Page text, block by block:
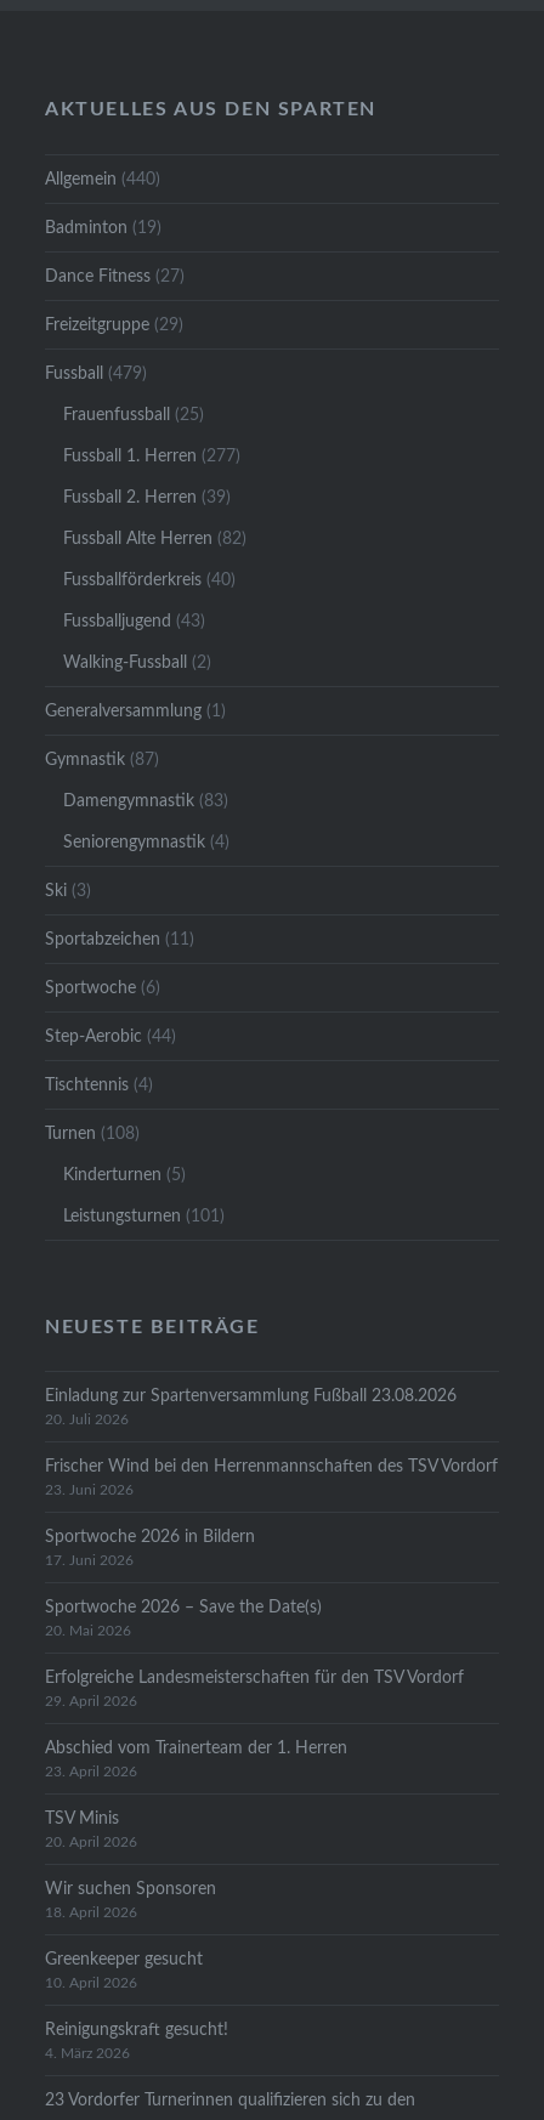
AKTUELLES AUS DEN SPARTEN
Allgemein (440)
Badminton (19)
Dance Fitness (27)
Freizeitgruppe (29)
Fussball (479)
Frauenfussball (25)
Fussball 1. Herren (277)
Fussball 2. Herren (39)
Fussball Alte Herren (82)
Fussballförderkreis (40)
Fussballjugend (43)
Walking-Fussball (2)
Generalversammlung (1)
Gymnastik (87)
Damengymnastik (83)
Seniorengymnastik (4)
Ski (3)
Sportabzeichen (11)
Sportwoche (6)
Step-Aerobic (44)
Tischtennis (4)
Turnen (108)
Kinderturnen (5)
Leistungsturnen (101)
NEUESTE BEITRÄGE
Einladung zur Spartenversammlung Fußball 23.08.2026
20. Juli 2026
Frischer Wind bei den Herrenmannschaften des TSV Vordorf
23. Juni 2026
Sportwoche 2026 in Bildern
17. Juni 2026
Sportwoche 2026 – Save the Date(s)
20. Mai 2026
Erfolgreiche Landesmeisterschaften für den TSV Vordorf
29. April 2026
Abschied vom Trainerteam der 1. Herren
23. April 2026
TSV Minis
20. April 2026
Wir suchen Sponsoren
18. April 2026
Greenkeeper gesucht
10. April 2026
Reinigungskraft gesucht!
4. März 2026
23 Vordorfer Turnerinnen qualifizieren sich zu den